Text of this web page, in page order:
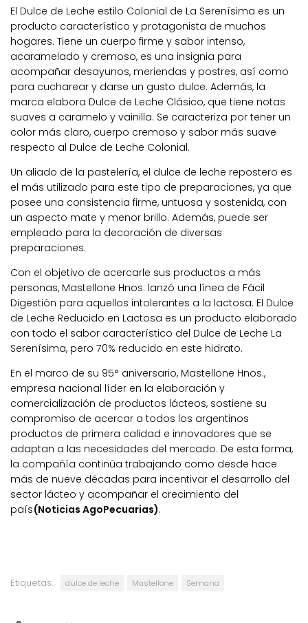
El Dulce de Leche estilo Colonial de La Serenísima es un
producto característico y protagonista de muchos
hogares. Tiene un cuerpo firme y sabor intenso,
acaramelado y cremoso, es una insignia para
acompañar desayunos, meriendas y postres, así como
para cucharear y darse un gusto dulce. Además, la
marca elabora Dulce de Leche Clásico, que tiene notas
suaves a caramelo y vainilla. Se caracteriza por tener un
color más claro, cuerpo cremoso y sabor más suave
respecto al Dulce de Leche Colonial.
Un aliado de la pastelería, el dulce de leche repostero es
el más utilizado para este tipo de preparaciones, ya que
posee una consistencia firme, untuosa y sostenida, con
un aspecto mate y menor brillo. Además, puede ser
empleado para la decoración de diversas
preparaciones.
Con el objetivo de acercarle sus productos a más
personas, Mastellone Hnos. lanzó una línea de Fácil
Digestión para aquellos intolerantes a la lactosa. El Dulce
de Leche Reducido en Lactosa es un producto elaborado
con todo el sabor característico del Dulce de Leche La
Serenísima, pero 70% reducido en este hidrato.
En el marco de su 95° aniversario, Mastellone Hnos.,
empresa nacional líder en la elaboración y
comercialización de productos lácteos, sostiene su
compromiso de acercar a todos los argentinos
productos de primera calidad e innovadores que se
adaptan a las necesidades del mercado. De esta forma,
la compañía continúa trabajando como desde hace
más de nueve décadas para incentivar el desarrollo del
sector lácteo y acompañar el crecimiento del
país(Noticias AgoPecuarias).
Etiquetas: dulce de leche Mastellone Semana